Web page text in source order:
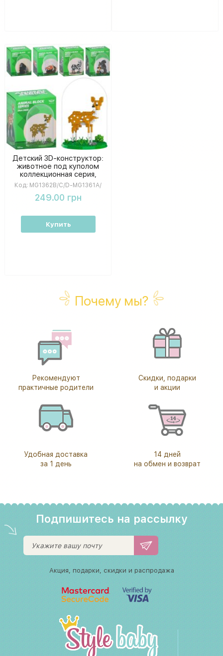
Детский 3D-конструктор:
животное под куполом
коллекционная серия,
размер упаковки 13-17-13
см.
Код: MG1362B/C/D-MG1361A/
249.00 грн
Купить
Почему мы?
Рекомендуют
практичные родители
Скидки, подарки
и акции
Удобная доставка
за 1 день
14 дней
на обмен и возврат
Подпишитесь на рассылку
Акция, подарки, скидки и распродажа